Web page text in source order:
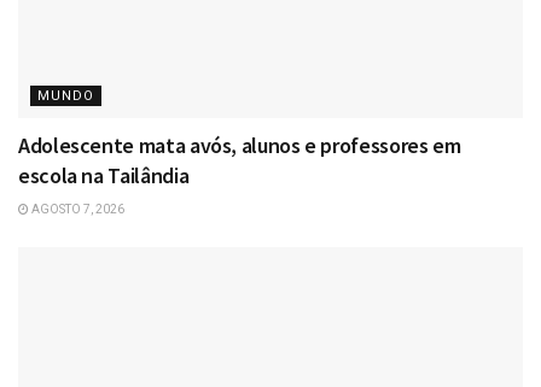
MUNDO
Adolescente mata avós, alunos e professores em
escola na Tailândia
AGOSTO 7, 2026